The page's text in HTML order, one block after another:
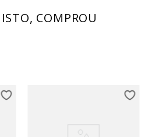
COMPROU